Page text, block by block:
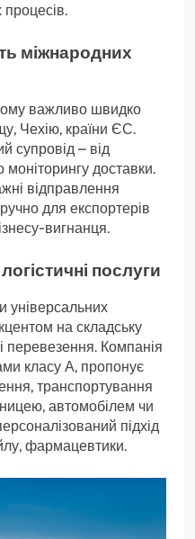
процесів.
міжнародних
важливо швидко
Чехію, країни ЄС.
супровід – від
доставки.
відправлення
для експортерів
вигнанця.
послуги
універсальних
на складську
перевезення. Компанія
класу А, пропонує
транспортування
автомобілем чи
підхід
фармацевтики.